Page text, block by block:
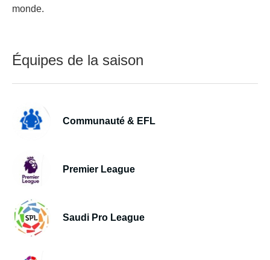
monde.
Équipes de la saison
Communauté & EFL
Premier League
Saudi Pro League